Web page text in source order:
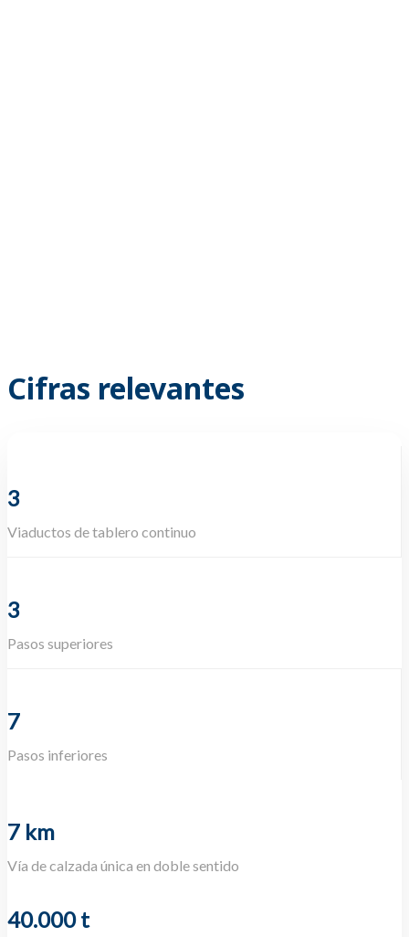
Cifras relevantes
3
Viaductos de tablero continuo
3
Pasos superiores
7
Pasos inferiores
7 km
Vía de calzada única en doble sentido
40.000 t